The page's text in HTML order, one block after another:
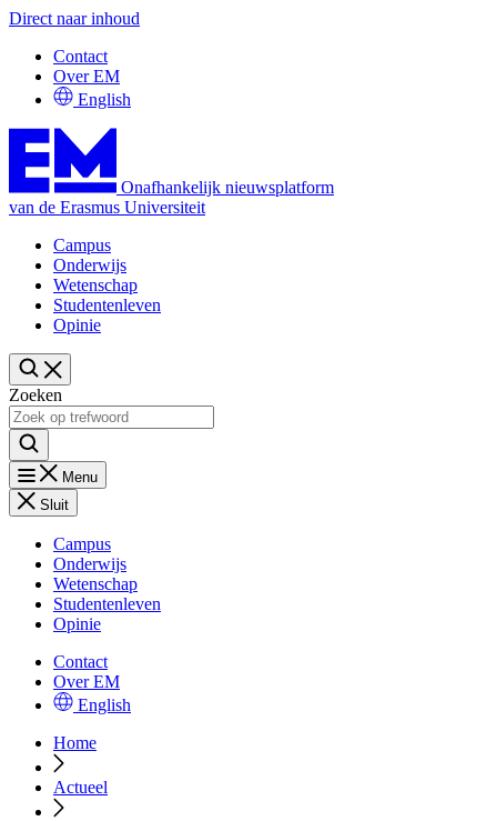
Direct naar inhoud
Contact
Over EM
English
Onafhankelijk nieuwsplatform
van de Erasmus Universiteit
Campus
Onderwijs
Wetenschap
Studentenleven
Opinie
Zoeken
Menu
Sluit
Campus
Onderwijs
Wetenschap
Studentenleven
Opinie
Contact
Over EM
English
Home
Actueel